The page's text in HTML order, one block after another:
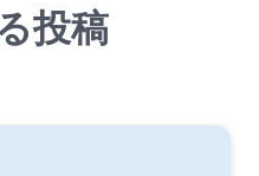
投稿